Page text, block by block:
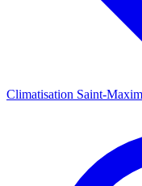
Climatisation Saint-